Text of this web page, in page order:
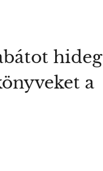
hideg
a